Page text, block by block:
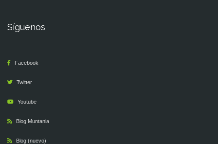
Síguenos
Facebook
Twitter
Youtube
Blog Muntania
Blog (nuevo)